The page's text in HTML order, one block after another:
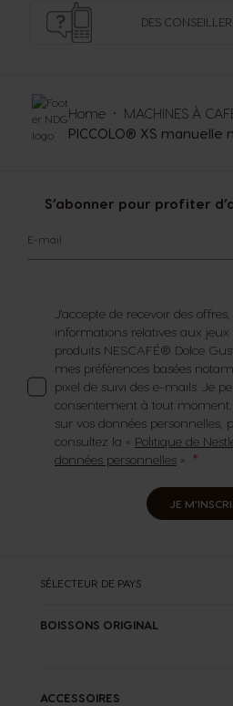
DES
S’abonner pour profiter
E-mail
J'accepte de recevoir des
informations relatives aux jeux
produits NESCAFÉ® Dolce
mes préférences basées
pixel de suivi des e-mails. Je
consentement à tout moment.
sur vos données personnelles,
consultez la « Politique de
données personnelles ».
JE
Home
MACHINES À
PICCOLO® XS manuelle
SÉLECTEUR DE PAYS
BOISSONS ORIGINAL
CAFÉS LONGS
ACCESSOIRES